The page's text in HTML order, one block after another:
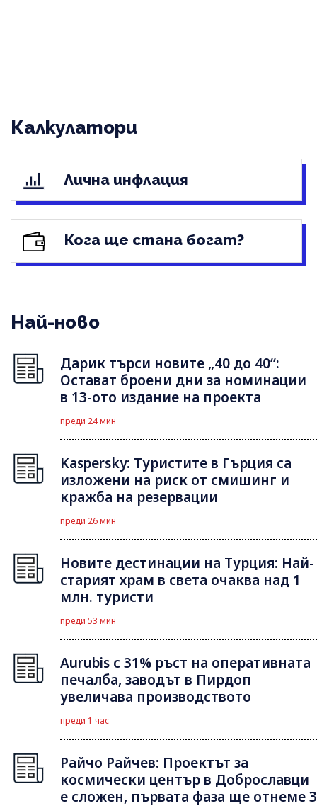
Калкулатори
Лична инфлация
Кога ще стана богат?
Най-ново
Дарик търси новите „40 до 40“:
Остават броени дни за номинации
в 13-ото издание на проекта
преди 24 мин
Kaspersky: Туристите в Гърция са
изложени на риск от смишинг и
кражба на резервации
преди 26 мин
Новите дестинации на Турция: Най-
старият храм в света очаква над 1
млн. туристи
преди 53 мин
Aurubis с 31% ръст на оперативната
печалба, заводът в Пирдоп
увеличава производството
преди 1 час
Райчо Райчев: Проектът за
космически център в Доброславци
е сложен, първата фаза ще отнеме 3